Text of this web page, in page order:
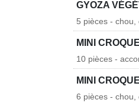
GYOZA
5 pièces -
MINI
10 pièces -
MINI
6 pièces - chou,